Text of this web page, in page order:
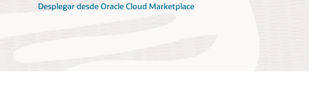
Desplegar desde Oracle Cloud Marketplace